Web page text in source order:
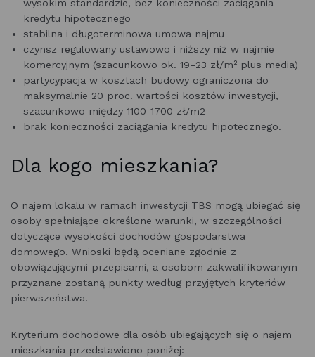
wysokim standardzie, bez konieczności zaciągania
kredytu hipotecznego
stabilna i długoterminowa umowa najmu
czynsz regulowany ustawowo i niższy niż w najmie
komercyjnym (szacunkowo ok. 19–23 zł/m² plus media)
partycypacja w kosztach budowy ograniczona do
maksymalnie 20 proc. wartości kosztów inwestycji,
szacunkowo między 1100-1700 zł/m2
brak konieczności zaciągania kredytu hipotecznego.
Dla kogo mieszkania?
O najem lokalu w ramach inwestycji TBS mogą ubiegać się
osoby spełniające określone warunki, w szczególności
dotyczące wysokości dochodów gospodarstwa
domowego. Wnioski będą oceniane zgodnie z
obowiązującymi przepisami, a osobom zakwalifikowanym
przyznane zostaną punkty według przyjętych kryteriów
pierwszeństwa.
Kryterium dochodowe dla osób ubiegających się o najem
mieszkania przedstawiono poniżej: